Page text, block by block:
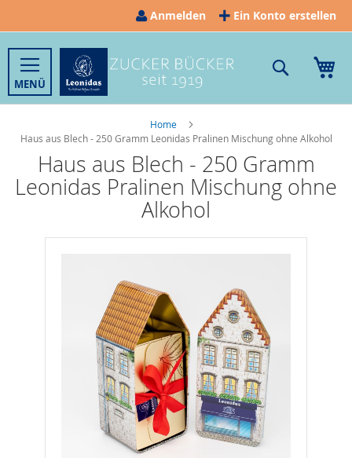
zum
Inhalt
Anmelden Ein Konto erstellen
Suche
Home
Haus aus Blech - 250 Gramm Leonidas Pralinen Mischung ohne Alkohol
Haus aus Blech - 250 Gramm
Leonidas Pralinen Mischung ohne
Alkohol
Bildergalerie
springen